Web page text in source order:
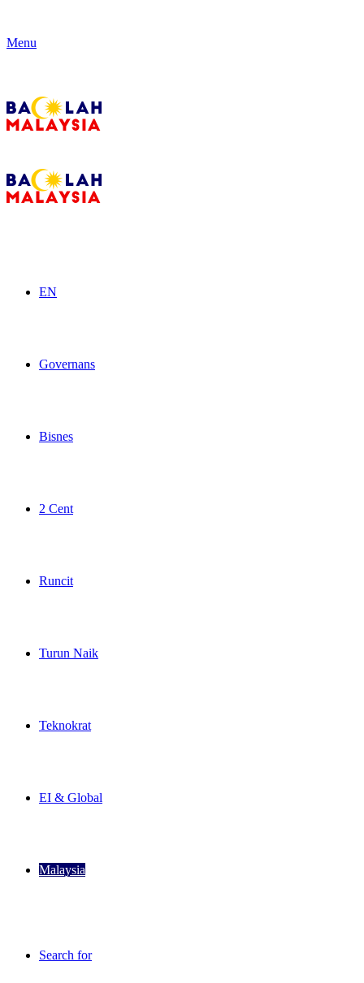
Menu
EN
Governans
Bisnes
2 Cent
Runcit
Turun Naik
Teknokrat
EI & Global
Malaysia
Search for